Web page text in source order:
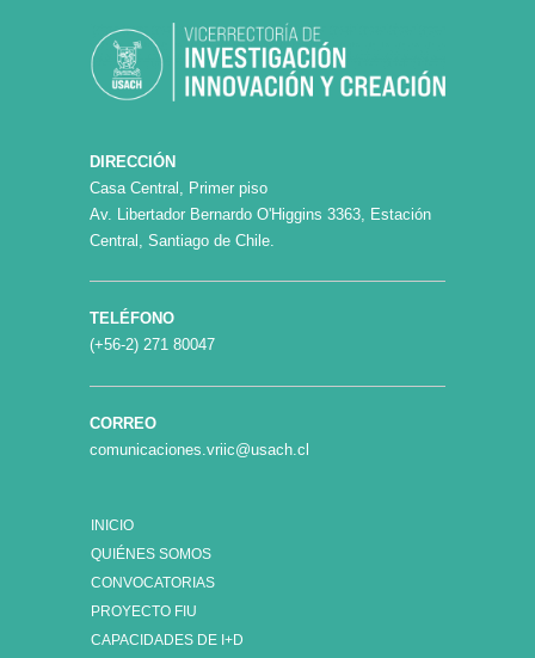
DIRECCIÓN
Casa Central, Primer piso
Av. Libertador Bernardo O'Higgins 3363, Estación
Central, Santiago de Chile.
TELÉFONO
(+56-2) 271 80047
CORREO
comunicaciones.vriic@usach.cl
INICIO
QUIÉNES SOMOS
CONVOCATORIAS
PROYECTO FIU
CAPACIDADES DE I+D